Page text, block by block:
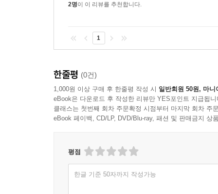
2명이 이 리뷰를 추천합니다.
1
한줄평 (0건)
1,000원 이상 구매 후 한줄평 작성 시 일반회원 50원, 마니
eBook은 다운로드 후 작성한 리뷰만 YES포인트 지급됩니
클래스는 첫번째 회차 주문확정 시점부터 마지막 회차 주
eBook 페이백, CD/LP, DVD/Blu-ray, 패션 및 판매금지 상
평점
한글 기준 50자까지 작성가능